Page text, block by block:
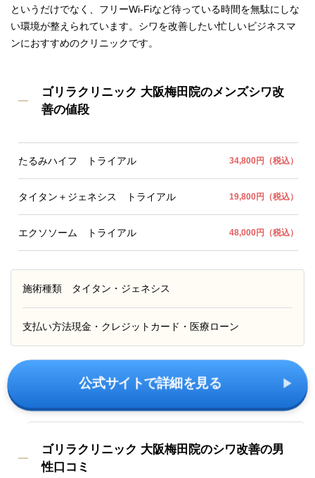
というだけでなく、フリーWi-Fiなど待っている時間を無駄にしな
い環境が整えられています。シワを改善したい忙しいビジネスマ
ンにおすすめのクリニックです。
ゴリラクリニック 大阪梅田院のメンズシワ改
善の値段
たるみハイフ トライアル 34,800円（税込）
タイタン＋ジェネシス トライアル 19,800円（税込）
エクソソーム トライアル 48,000円（税込）
施術種類 タイタン・ジェネシス
支払い方法現金・クレジットカード・医療ローン
公式サイトで詳細を見る
ゴリラクリニック 大阪梅田院のシワ改善の男
性口コミ